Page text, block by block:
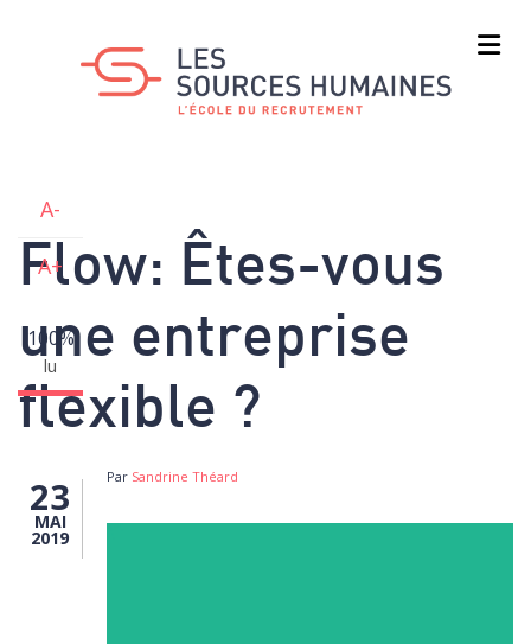
Flow: Êtes-vous
une entreprise
flexible ?
23
MAI
2019
A-
A+
100%
lu
Par Sandrine Théard